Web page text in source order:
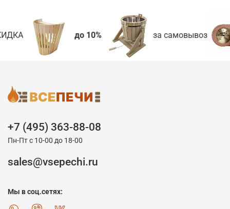
до 10% за самовывоз
+7 (495) 363-88-08
Пн-Пт с 10-00 до 18-00
sales@vsepechi.ru
Мы в соц.сетях: